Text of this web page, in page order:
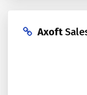
Axoft